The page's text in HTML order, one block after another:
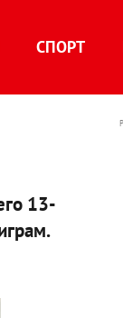
СПОРТ
13-